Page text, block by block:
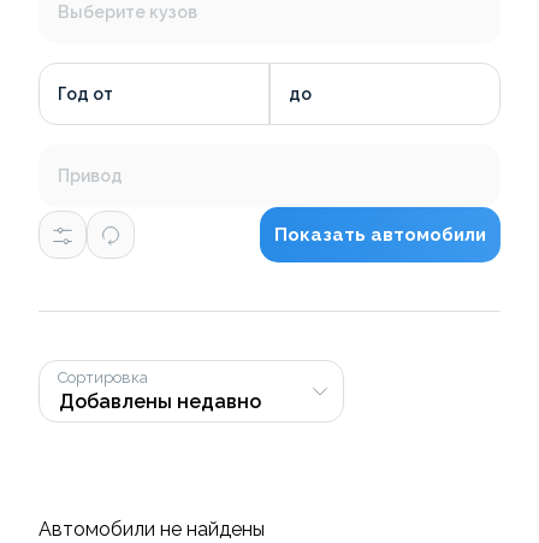
Выберите кузов
Год от до
Привод
Показать автомобили
Сортировка
Автомобили не найдены